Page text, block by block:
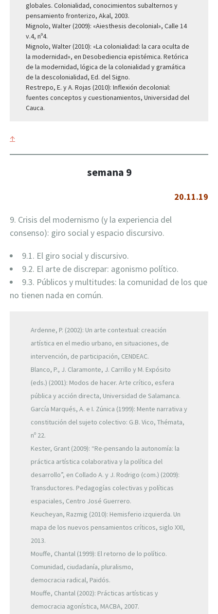
globales.Colonialidad, conocimientos subalternos y
pensamiento fronterizo, Akal, 2003.
Mignolo, Walter (2009): «Aiesthesis decolonial», Calle 14
v.4, nº4.
Mignolo, Walter (2010): «La colonialidad: la cara oculta de
la modernidad», en Desobediencia epistémica. Retórica
de la modernidad, lógica de la colonialidad y gramática
de la descolonialidad, Ed. del Signo.
Restrepo, E. y A. Rojas (2010): Inflexión decolonial:
fuentes conceptos y cuestionamientos, Universidad del
Cauca.
↑
semana 9
20.11.19
9. Crisis del modernismo (y la experiencia del
consenso): giro social y espacio discursivo.
9.1. El giro social y discursivo.
9.2. El arte de discrepar: agonismo político.
9.3. Públicos y multitudes: la comunidad de los que
no tienen nada en común.
Ardenne, P. (2002): Un arte contextual: creación
artística en el medio urbano, en situaciones, de
intervención, de participación, CENDEAC.
Blanco, P., J. Claramonte, J. Carrillo y M. Expósito
(eds.) (2001): Modos de hacer. Arte crítico, esfera
pública y acción directa, Universidad de Salamanca.
García Marqués, A. e I. Zúnica (1999): Mente narrativa y
constitución del sujeto colectivo: G.B. Vico, Thémata,
nº 22.
Kester, Grant (2009): “Re-pensando la autonomía: la
práctica artística colaborativa y la política del
desarrollo”, en Collado A. y J. Rodrigo (com.) (2009):
Transductores. Pedagogías colectivas y políticas
espaciales, Centro José Guerrero.
Keucheyan, Razmig (2010): Hemisferio izquierda. Un
mapa de los nuevos pensamientos críticos, siglo XXI,
2013.
Mouffe, Chantal (1999): El retorno de lo político.
Comunidad, ciudadanía, pluralismo,
democracia radical, Paidós.
Mouffe, Chantal (2002): Prácticas artísticas y
democracia agonística, MACBA, 2007.